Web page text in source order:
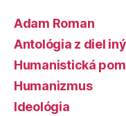
Adam Roman
Antológia z diel
Humanistická
Humanizmus
Ideológia